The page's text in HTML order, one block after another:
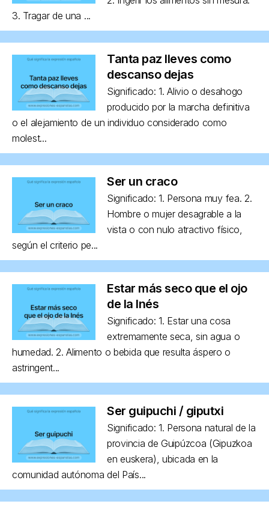
3. Tragar de una ...
Tanta paz lleves como
descanso dejas
Significado: 1. Alivio o desahogo
producido por la marcha definitiva
o el alejamiento de un individuo considerado como
molest...
Ser un craco
Significado: 1. Persona muy fea. 2.
Hombre o mujer desagrable a la
vista o con nulo atractivo físico,
según el criterio pe...
Estar más seco que el ojo
de la Inés
Significado: 1. Estar una cosa
extremamente seca, sin agua o
humedad. 2. Alimento o bebida que resulta áspero o
astringent...
Ser guipuchi / giputxi
Significado: 1. Persona natural de la
provincia de Guipúzcoa (Gipuzkoa
en euskera), ubicada en la
comunidad autónoma del País...